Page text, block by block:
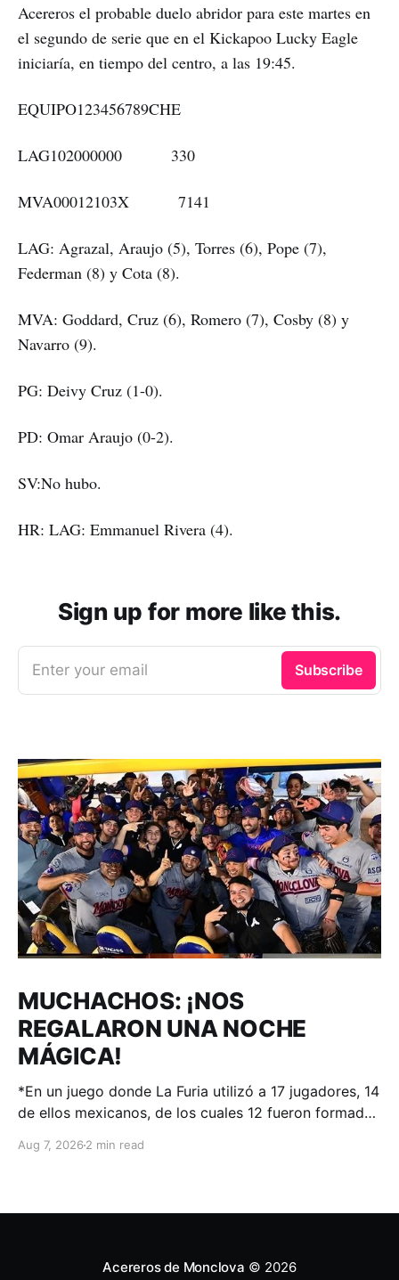
Acereros el probable duelo abridor para este martes en
el segundo de serie que en el Kickapoo Lucky Eagle
iniciaría, en tiempo del centro, a las 19:45.
EQUIPO​​123​456​789​C​H​E
LAG​​102​000​000 3​3​0
MVA​​000​121​03X 7​14​1
LAG: Agrazal, Araujo (5), Torres (6), Pope (7),
Federman (8) y Cota (8).
MVA: Goddard, Cruz (6), Romero (7), Cosby (8) y
Navarro (9).
PG: Deivy Cruz (1-0).
PD: Omar Araujo (0-2).
SV:No hubo.
HR: LAG: Emmanuel Rivera (4).
Sign up for more like this.
Enter your email Subscribe
MUCHACHOS: ¡NOS
REGALARON UNA NOCHE
MÁGICA!
*En un juego donde La Furia utilizó a 17 jugadores, 14
de ellos mexicanos, de los cuales 12 fueron formados
#AdnACEREROS ganó en Aguascalientes.
Aug 7, 2026 2 min read
Acereros de Monclova © 2026